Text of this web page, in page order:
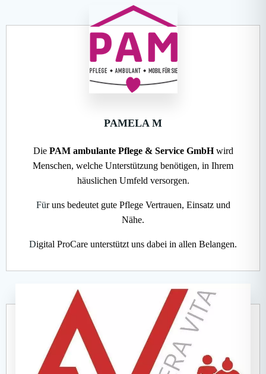
PAMELA M
Die PAM ambulante Pflege & Service GmbHwird
Menschen, welche Unterstützung benötigen, in Ihrem
häuslichen Umfeld versorgen.
Für uns bedeutet gute Pflege Vertrauen, Einsatz und
Nähe.
Digital ProCare unterstützt uns dabei in allen Belangen.